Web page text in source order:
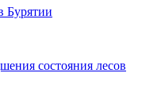
Бурятии
состояния лесов